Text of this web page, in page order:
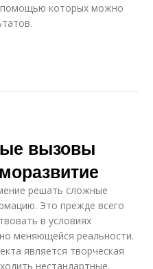
помощью которых можно
вызовы
решать сложные
Это прежде всего
в условиях
меняющейся реальности.
является творческая
нестандартные